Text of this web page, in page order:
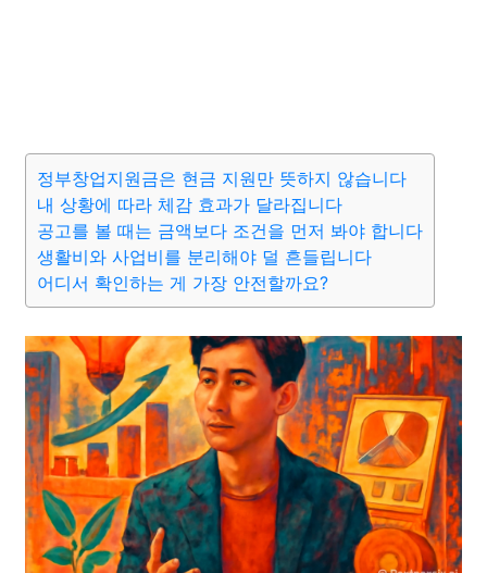
정부창업지원금은 현금 지원만 뜻하지 않습니다
내 상황에 따라 체감 효과가 달라집니다
공고를 볼 때는 금액보다 조건을 먼저 봐야 합니다
생활비와 사업비를 분리해야 덜 흔들립니다
어디서 확인하는 게 가장 안전할까요?